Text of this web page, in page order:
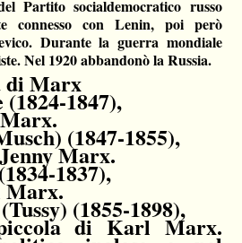
Partito socialdemocratico russo
connesso con Lenin, poi però
Durante la guerra mondiale
Nel 1920 abbandonò la Russia.
di Marx
(1824-1847),
(1847-1855),
Marx.
(1834-1837),
(1855-1898),
di Karl Marx.